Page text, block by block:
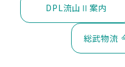
DPL流山Ⅱ案内
総武物流